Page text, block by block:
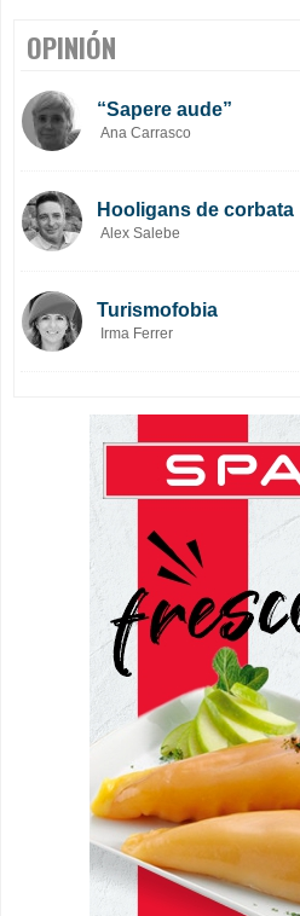
OPINIÓN
“Sapere aude”
Ana Carrasco
Hooligans de corbata
Alex Salebe
Turismofobia
Irma Ferrer